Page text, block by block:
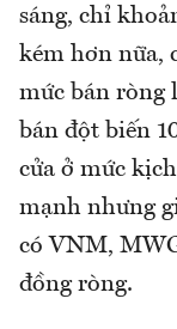
sáng, chỉ
kém hơn nữa,
mức bán ròng
bán đột biến
cửa ở mức
mạnh nhưng
có VNM,
đồng ròng.